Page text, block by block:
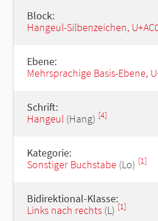
Block:
Hangeul-Silbenzeichen,
Ebene:
Mehrsprachige Basis-Ebene,
Schrift:
Hangeul(Hang) [4]
Kategorie:
Sonstiger Buchstabe (Lo) [1]
Bidirektional-Klasse:
Links nach rechts(L) [1]